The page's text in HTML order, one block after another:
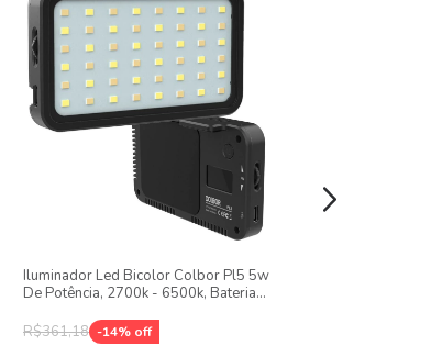
Iluminador Led Bicolor Colbor Pl5 5w
De Potência, 2700k - 6500k, Bateria
R$361,18 -14% off